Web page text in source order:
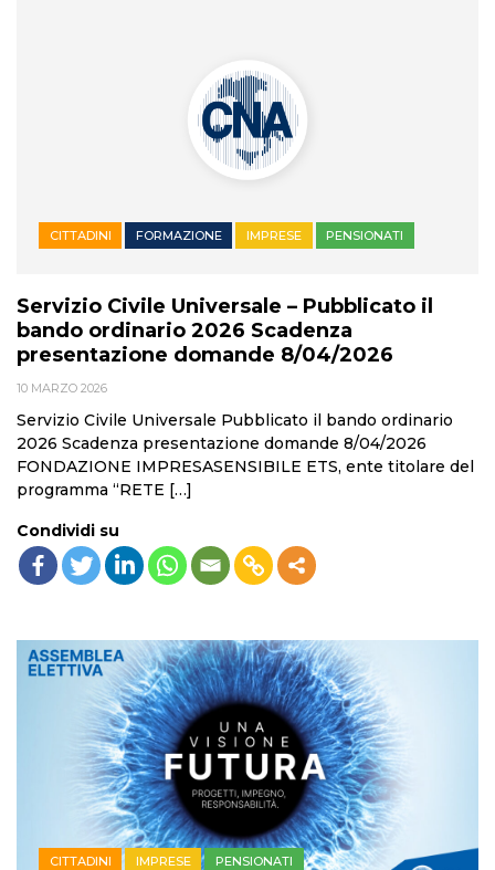
CITTADINI FORMAZIONE IMPRESE PENSIONATI
Servizio Civile Universale – Pubblicato il
bando ordinario 2026 Scadenza
presentazione domande 8/04/2026
10 MARZO 2026
Servizio Civile Universale Pubblicato il bando ordinario
2026 Scadenza presentazione domande 8/04/2026
FONDAZIONE IMPRESASENSIBILE ETS, ente titolare del
programma “RETE […]
Condividi su
CITTADINI IMPRESE PENSIONATI